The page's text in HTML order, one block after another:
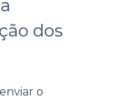
dos
o